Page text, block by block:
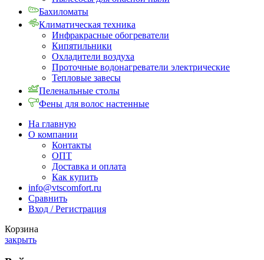
Бахиломаты
Климатическая техника
Инфракрасные обогреватели
Кипятильники
Охладители воздуха
Проточные водонагреватели электрические
Тепловые завесы
Пеленальные столы
Фены для волос настенные
На главную
О компании
Контакты
ОПТ
Доставка и оплата
Как купить
info@vtscomfort.ru
Сравнить
Вход / Регистрация
Корзина
закрыть